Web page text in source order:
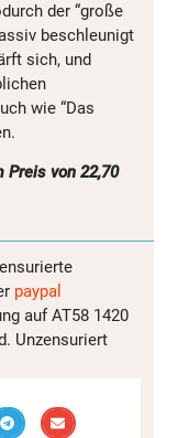
der “große
beschleunigt
sich, und
wie “Das
Preis von 22,70
paypal
auf AT58 1420
Unzensuriert